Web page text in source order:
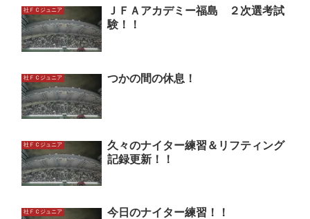
社ＦＣジュニア
ＪＦＡアカデミー福島 ２次選考試
験！！
社ＦＣジュニア つかの間の休息！
社ＦＣジュニア
久々のナイター練習＆リフティング
記録更新！！
社ＦＣジュニア 今日のナイター練習！！